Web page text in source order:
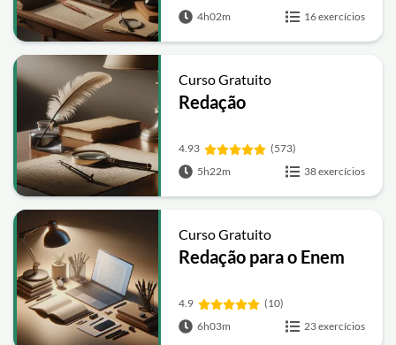
4h02m
16 exercícios
Curso Gratuito
Redação
4.93
(573)
5h22m
38 exercícios
Curso Gratuito
Redação para o Enem
4.9
(10)
6h03m
23 exercícios